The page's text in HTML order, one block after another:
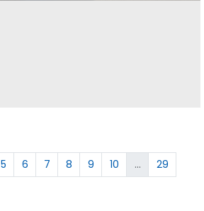
5 6 7 8 9 10 ...
29